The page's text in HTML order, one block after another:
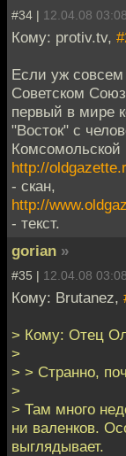
#34 | 12.04.08 03:08
Кому: protiv.tv,
Если уж совсем
Советском
первый в мире
"Восток" с
Комсомольской
http://
- скан,
http://
- текст.
gorian »
#35 | 12.04.08 03:08
Кому: Brutanez,
> Кому: Отец
>
> > Странно,
>
> Там много
ни валенков.
выглядывает.